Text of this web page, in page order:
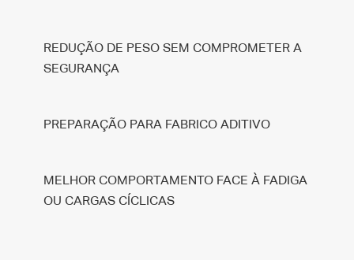
REDUÇÃO DE PESO SEM COMPROMETER A
SEGURANÇA
PREPARAÇÃO PARA FABRICO ADITIVO
MELHOR COMPORTAMENTO FACE À FADIGA
OU CARGAS CÍCLICAS